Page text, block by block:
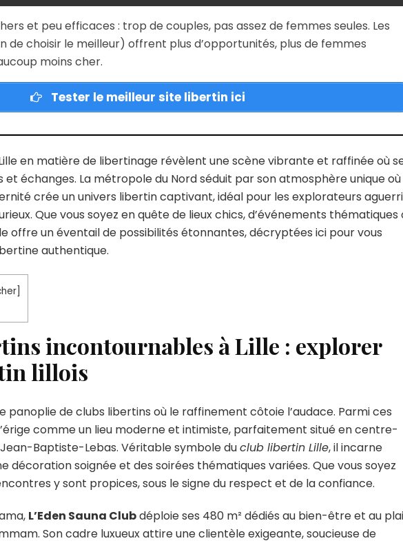
:
Secrets
et
tendances
et peu efficaces : trop de couples, pas assez de femmes seules. Les
de choisir le meilleur) offrent plus d’opportunités, plus de femmes
moins cher.
Tester le meilleur site libertin ici
en matière de libertinage révèlent une scène vibrante et raffinée où
échanges. La métropole du Nord séduit par son atmosphère unique
crée un univers libertin captivant, idéal pour les explorateurs
Que vous soyez en quête de lieux chics, d’événements thématiques
offre un éventail de possibilités étonnantes, décryptées ici pour vous
authentique.
]
incontournables à Lille : explorer
lillois
panoplie de clubs libertins où le raffinement côtoie l’audace. Parmi ces
comme un lieu moderne et intimiste, parfaitement situé en centre-
Baptiste-Lebas. Véritable symbole duclub libertin Lille, il incarne
décoration soignée et des soirées thématiques variées. Que vous soyez
y sont propices, sous le signe du respect et de la confiance.
L’Eden Sauna Clubdéploie ses 480 m² dédiés au bien-être et au
Son cadre luxueux attire une clientèle exigeante, soucieuse de